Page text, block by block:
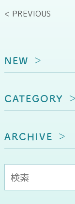
< PREVIOUS
NEW
CATEGORY
ARCHIVE